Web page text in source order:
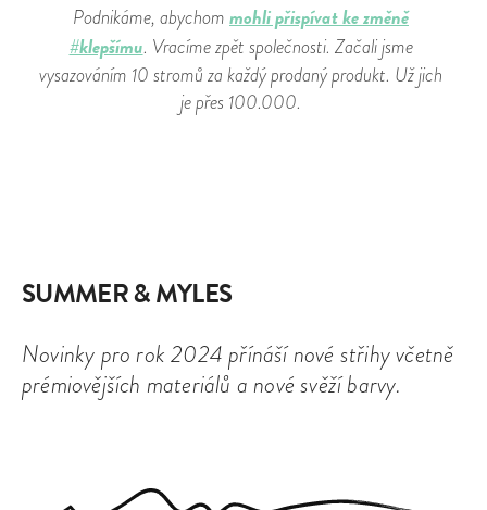
Podnikáme, abychom mohli přispívat ke změně
#klepšímu. Vracíme zpět společnosti. Začali jsme
vysazováním 10 stromů za každý prodaný produkt. Už jich
je přes 100.000.
SUMMER & MYLES
Novinky pro rok 2024 přínáší nové střihy včetně
prémiovějších materiálů a nové svěží barvy.